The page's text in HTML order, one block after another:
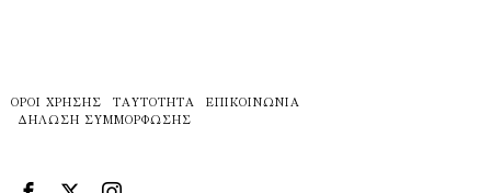
ΌΡΟΙ ΧΡΉΣΗΣ ΤΑΥΤΌΤΗΤΑ
ΕΠΙΚΟΙΝΩΝΊΑ
ΔΉΛΩΣΗ ΣΥΜΜΌΡΦΩΣΗΣ